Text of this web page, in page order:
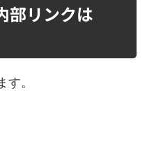
部リンクは
。